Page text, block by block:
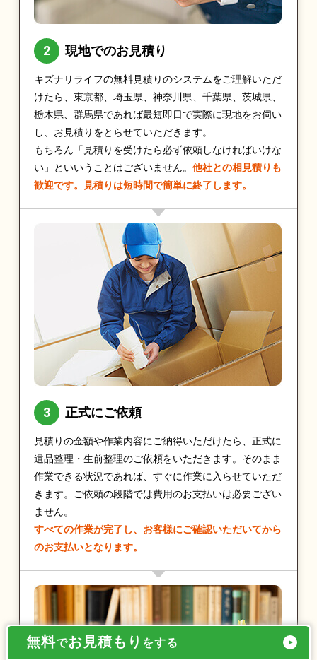
現地でのお見積り
キズナリライフの無料見積りのシステムをご理解いただ
けたら、東京都、埼玉県、神奈川県、千葉県、茨城県、
栃木県、群馬県であれば最短即日で実際に現地をお伺い
し、お見積りをとらせていただきます。
もちろん「見積りを受けたら必ず依頼しなければいけな
い」といいうことはございません。 他社との相見積りも
歓迎です。見積りは短時間で簡単に終了します。
正式にご依頼
見積りの金額や作業内容にご納得いただけたら、正式に
遺品整理・生前整理のご依頼をいただきます。そのまま
作業できる状況であれば、すぐに作業に入らせていただ
きます。ご依頼の段階では費用のお支払いは必要ござい
ません。
すべての作業が完了し、お客様にご確認いただいてから
のお支払いとなります。
無料でお見積もり をする